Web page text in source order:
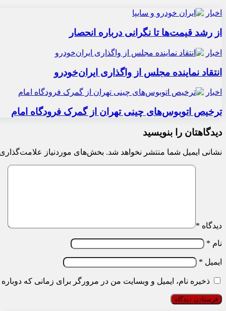
اخبار
از رشد قیمت‌ها تا نگرانی درباره انحصار
اخبار
انتقاد نماینده مجلس از واگذاری ایران‌خودرو
اخبار
ترخیص اتوبوس‌های چینی تهران از گمرک فرودگاه امام
دیدگاهتان را بنویسید
نشانی ایمیل شما منتشر نخواهد شد. بخش‌های موردنیاز
دیدگاه *
نام *
ایمیل *
ذخیره نام، ایمیل و وبسایت من در مرورگر برای زمانی که